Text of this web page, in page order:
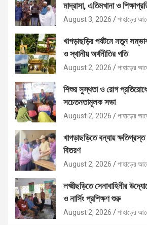
মাদ্রাসা, এতিমখানা ও
বিতরণ
August 3, 2026 পাহাড়ের
খাগড়াছড়ির পর্যটনে নতুন
ও স্থানীয় অর্থনীতির গতি
August 2, 2026 পাহাড়ের
শিশুর সুস্থতা ও রোগ
সচেতনতামূলক সভা
August 2, 2026 পাহাড়ের
খাগড়াছড়িতে বন্যায় ক্ষতিগ্রস্ত
বিতরণ
August 2, 2026 পাহাড়ের
লক্ষ্মীছড়িতে সেনাবাহিনীর
ও নার্সিং প্রশিক্ষণ শুরু
August 2, 2026 পাহাড়ের